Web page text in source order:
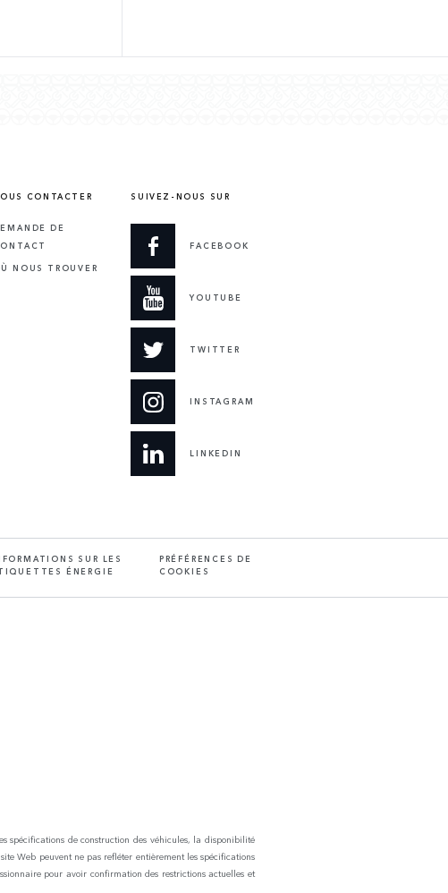
CONTACTER
DE
NOUS TROUVER
SUIVEZ-NOUS SUR
FACEBOOK
YOUTUBE
TWITTER
INSTAGRAM
LINKEDIN
SUR LES
ÉNERGIE
PRÉFÉRENCES DE
COOKIES
spécifications de construction des véhicules, la disponibilité
Web peuvent ne pas refléter entièrement les spécifications
pour avoir confirmation des restrictions actuelles et